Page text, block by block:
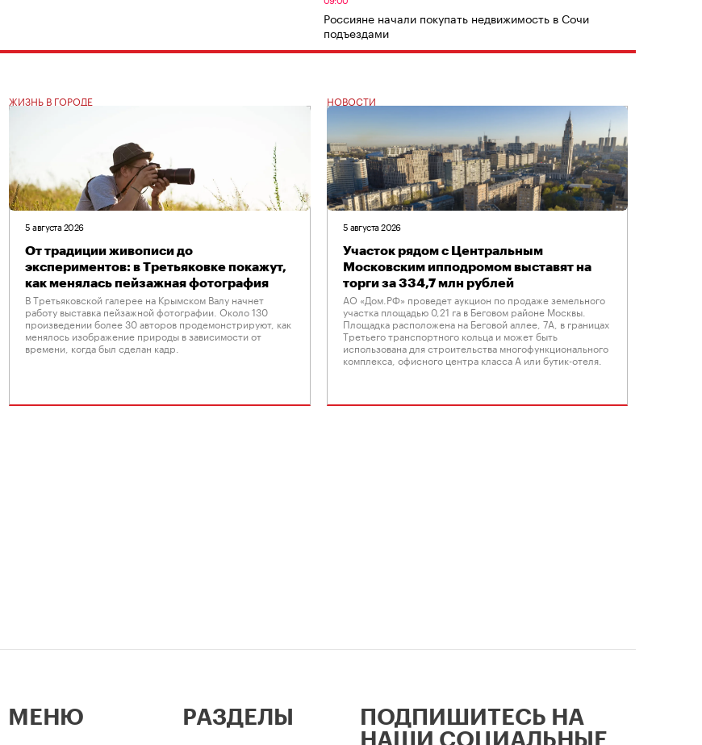
Россияне начали покупать недвижимость в Сочи
подъездами
ЖИЗНЬ В ГОРОДЕ
5 августа 2026
От традиции живописи до
экспериментов: в Третьяковке покажут,
как менялась пейзажная фотография
В Третьяковской галерее на Крымском Валу начнет
работу выставка пейзажной фотографии. Около 130
произведении более 30 авторов продемонстрируют, как
менялось изображение природы в зависимости от
времени, когда был сделан кадр.
НОВОСТИ
5 августа 2026
Участок рядом с Центральным
Московским ипподромом выставят на
торги за 334,7 млн рублей
АО «Дом.РФ» проведет аукцион по продаже земельного
участка площадью 0,21 га в Беговом районе Москвы.
Площадка расположена на Беговой аллее, 7А, в границах
Третьего транспортного кольца и может быть
использована для строительства многофункционального
комплекса, офисного центра класса А или бутик-отеля.
МЕНЮ РАЗДЕЛЫ
ПОДПИШИТЕСЬ НА
НАШИ СОЦИАЛЬНЫЕ